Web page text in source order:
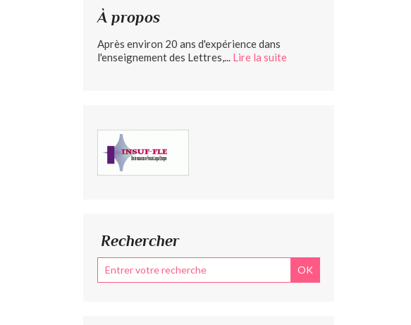
À propos
Après environ 20 ans d'expérience dans
l'enseignement des Lettres,... Lire la suite
Rechercher